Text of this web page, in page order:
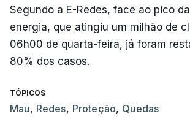
Segundo a E-Redes, face ao pico
energia, que atingiu um milhão de
06h00 de quarta-feira, já foram
80% dos casos.
TÓPICOS
Mau, Redes, Proteção, Quedas